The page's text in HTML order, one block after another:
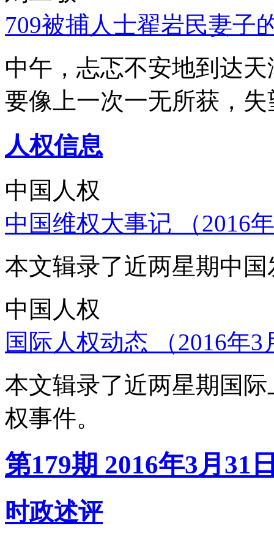
709被捕人士翟岩民妻子
中午，忐忑不安地到达
要像上一次一无所获，
人权信息
中国人权
中国维权大事记 （2016
本文辑录了近两星期中
中国人权
国际人权动态 （2016年
本文辑录了近两星期国
权事件。
第179期 2016年3月31
时政述评